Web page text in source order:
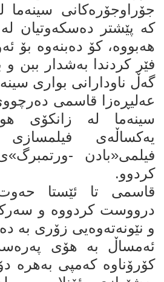
جۆراوجۆرەکانی سینەما
کە پێشتر دەسکەوتیان لە
هەبووە، کۆ دەبنەوە بۆ
فێر کردندا بەشدار ببن و
گەڵ ناودارانی بواری
عەلیڕەزا قاسمی
سینەما لە زانکۆی
یەکساڵەی
فیلمی«بادن -ورتمبرگ»ی
کردوو.
قاسمی تا ئێستا
درووست کردووە و
و نێونەتەوەیی زۆری بە
ئەمساڵ بە هۆی
کۆرۆناوە کەمپی بەهرە